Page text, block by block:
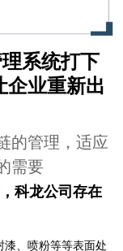
系统打下
企业重新出
的管理，适应
需要
科龙公司存在
漆、喷粉等等表面处